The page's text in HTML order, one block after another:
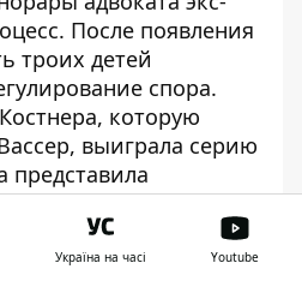
После появления
троих детей
спора.
которую
выиграла серию
представила
говорится, что
актера перед
63 тыс. долл.
Україна на часі Youtube